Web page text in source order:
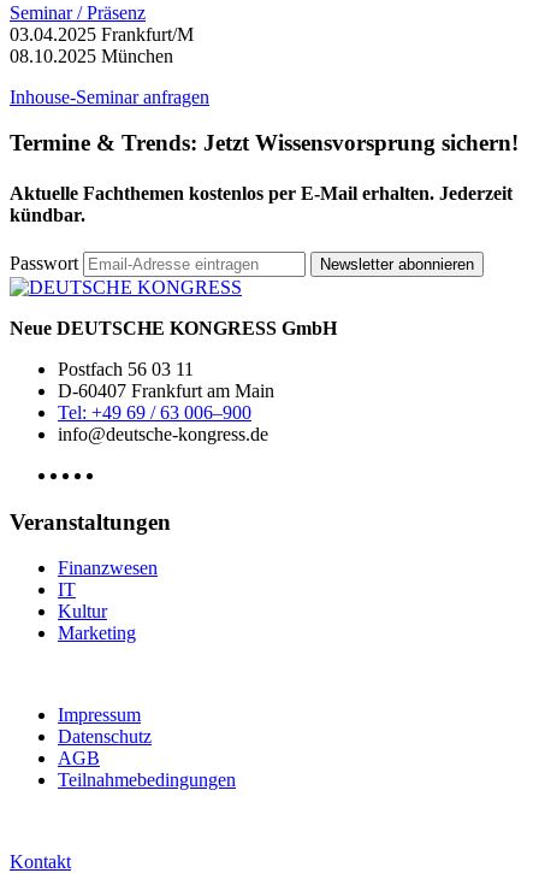
Seminar / Präsenz
03.04.2025 Frankfurt/M
08.10.2025 München
Inhouse-Seminar anfragen
Termine & Trends: Jetzt Wissensvorsprung sichern!
Aktuelle Fachthemen kostenlos per E-Mail erhalten. Jederzeit
kündbar.
Passwort Newsletter abonnieren
Neue DEUTSCHE KONGRESS GmbH
Postfach 56 03 11
D-60407 Frankfurt am Main
Tel: +49 69 / 63 006–900
info@deutsche-kongress.de
Veranstaltungen
Finanzwesen
IT
Kultur
Marketing
Impressum
Datenschutz
AGB
Teilnahmebedingungen
Kontakt